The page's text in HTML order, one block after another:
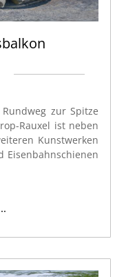
zur Spitze
Rauxel ist neben
Kunstwerken
Eisenbahnschienen